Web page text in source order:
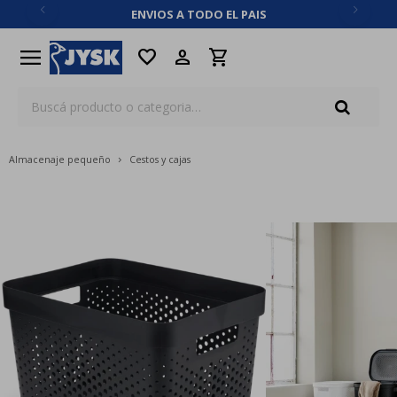
ENVIOS A TODO EL PAIS
menu favorite
Almacenaje pequeño Cestos y cajas
close